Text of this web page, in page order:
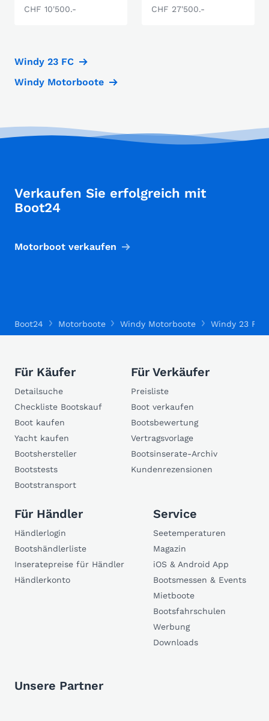
CHF 10'500.- CHF 27'500.-
Windy 23 FC
Windy Motorboote
Verkaufen Sie erfolgreich mit
Boot24
Motorboot verkaufen
Boot24 Motorboote Windy Motorboote Windy 23 FC
Für Käufer
Detailsuche
Checkliste Bootskauf
Boot kaufen
Yacht kaufen
Bootshersteller
Bootstests
Bootstransport
Für Verkäufer
Preisliste
Boot verkaufen
Bootsbewertung
Vertragsvorlage
Bootsinserate-Archiv
Kundenrezensionen
Für Händler
Händlerlogin
Bootshändlerliste
Inseratepreise für Händler
Händlerkonto
Service
Seetemperaturen
Magazin
iOS & Android App
Bootsmessen & Events
Mietboote
Bootsfahrschulen
Werbung
Downloads
Unsere Partner